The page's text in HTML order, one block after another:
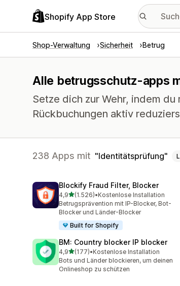
Shopify App Store
Shop-Verwaltung Sicherheit Betrug
Alle betrugsschutz-apps
Setze dich zur Wehr, indem
Rückbuchungen aktiv
238 Apps mit Identitätsprüfung
Blockify Fraud Filter, Blocker
4,9von 5 Sternen
(1.526)
1526 Rezensionen insgesamt
•Kostenlose Installation
Betrugsprävention mit IP-Blocker, Bot-
Blocker und Länder-Blocker
Built for Shopify
BM: Country blocker IP blocker
4,9von 5 Sternen
(177)
177 Rezensionen insgesamt
•Kostenlose Installation
Bots und Länder blockieren, um deinen
Onlineshop zu schützen